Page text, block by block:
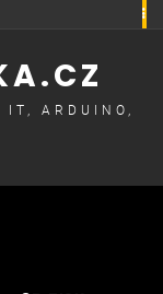
IT, ARDUINO,